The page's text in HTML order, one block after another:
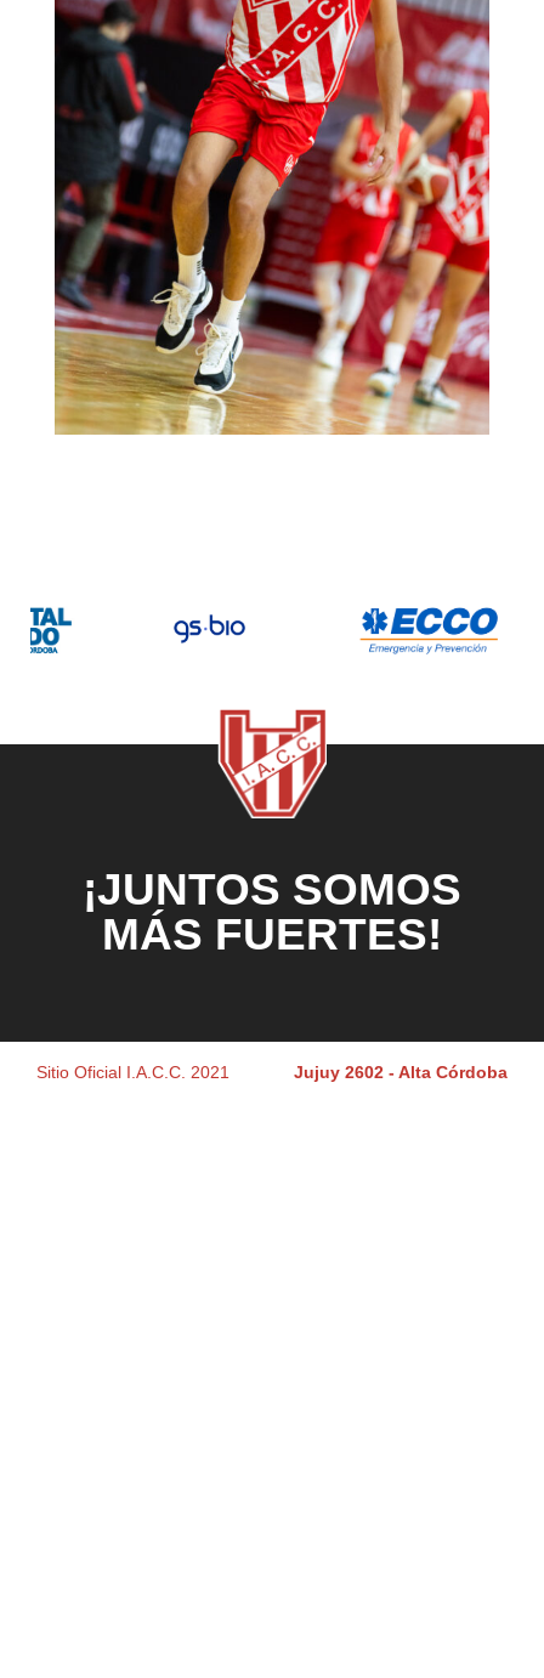
¡JUNTOS SOMOS
MÁS FUERTES!
Sitio Oficial I.A.C.C. 2021 Jujuy 2602 - Alta Córdoba